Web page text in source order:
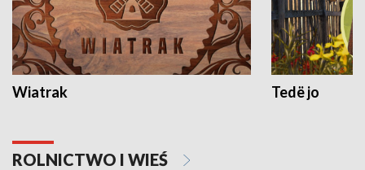
Wiatrak Tedë jo
ROLNICTWO I WIEŚ